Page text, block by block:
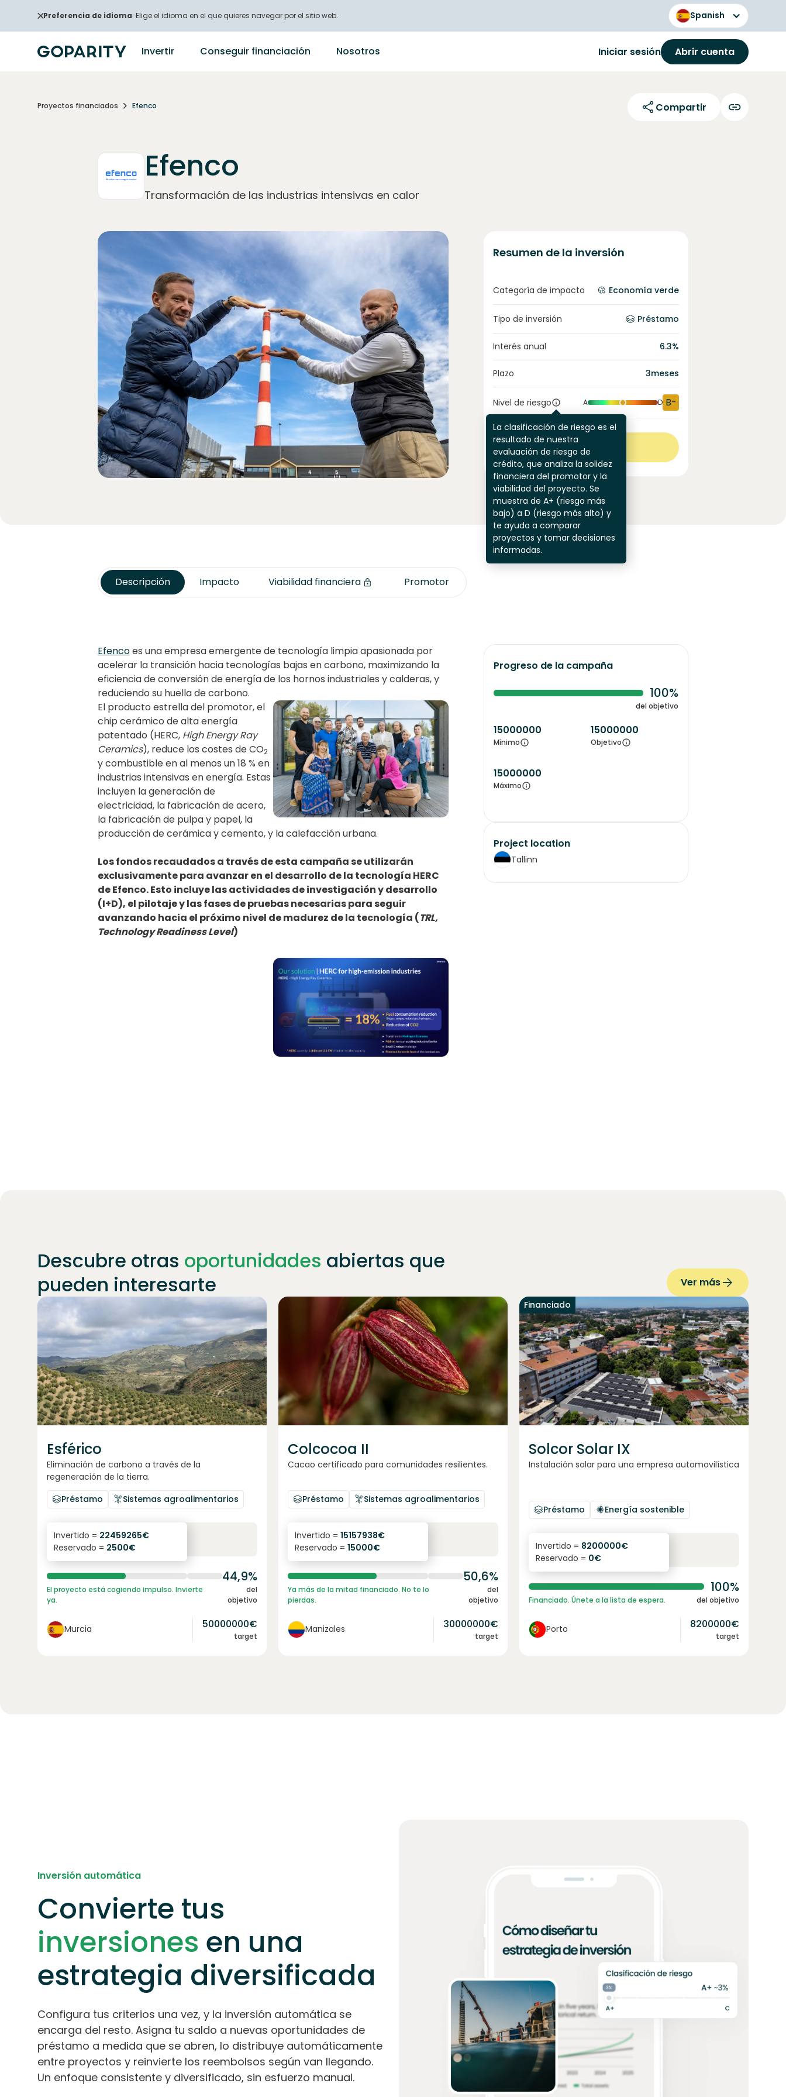
Preferencia de idioma: Elige el idioma en el que quieres navegar por el sitio web. Spanish
Invertir Conseguir financiación Nosotros Iniciar sesión Abrir cuenta
Proyectos financiados Efenco Compartir
Efenco
Transformación de las industrias intensivas en calor
Resumen de la inversión
Categoría de impacto Economía verde
Tipo de inversión Préstamo
Interés anual 6.3%
Plazo 3meses
Nivel de riesgo
La clasificación de riesgo es el
resultado de nuestra
evaluación de riesgo de
crédito, que analiza la solidez
financiera del promotor y la
viabilidad del proyecto. Se
muestra de A+ (riesgo más
bajo) a D (riesgo más alto) y
te ayuda a comparar
proyectos y tomar decisiones
informadas.
A D B-
Ver más
Descripción Impacto Viabilidad financiera Promotor
Efencoes una empresa emergente de tecnología limpia apasionada por
acelerar la transición hacia tecnologías bajas en carbono, maximizando la
eficiencia de conversión de energía de los hornos industriales y calderas, y
reduciendo su huella de carbono.
El producto estrella del promotor, el
chip cerámico de alta energía
patentado (HERC, High Energy Ray
Ceramics), reduce los costes de CO2
y combustible en al menos un 18 % en
industrias intensivas en energía. Estas
incluyen la generación de
electricidad, la fabricación de acero,
la fabricación de pulpa y papel, la
producción de cerámica y cemento, y la calefacción urbana.
Los fondos recaudados a través de esta campaña se utilizarán
exclusivamente para avanzar en el desarrollo de la tecnología HERC
de Efenco. Esto incluye las actividades de investigación y desarrollo
(I+D), el pilotaje y las fases de pruebas necesarias para seguir
avanzando hacia el próximo nivel de madurez de la tecnología (TRL,
Technology Readiness Level)
Progreso de la campaña
100%
del objetivo
15000000
Mínimo
15000000
Objetivo
15000000
Máximo
Project location
Tallinn
Descubre otras oportunidades abiertas que
pueden interesarte
Ver más
Únete a
Esférico
Eliminación de carbono a través de la
regeneración de la tierra.
Préstamo
Sistemas agroalimentarios
6.3%
interés anual
Invertido = 22459265€
Reservado = 2500€
44,9%
El proyecto está cogiendo impulso. Invierte
ya.
del
objetivo
Murcia 50000000€
target
inversores
Colcocoa II
Cacao certificado para comunidades resilientes.
Préstamo Sistemas agroalimentarios
6.1%
interés anual
Invertido = 15157938€
Reservado = 15000€
50,6%
Ya más de la mitad financiado. No te lo
pierdas.
del
objetivo
Manizales 30000000€
target
Financiado
Solcor Solar IX
Instalación solar para una empresa automovilística
Préstamo Energía sostenible
6.1%
interés anual
Invertido = 8200000€
Reservado = 0€
100%
Financiado. Únete a la lista de espera. del objetivo
Porto 8200000€
target
Inversión automática
Convierte tus
inversiones en una
estrategia diversificada
Configura tus criterios una vez, y la inversión automática se
encarga del resto. Asigna tu saldo a nuevas oportunidades de
préstamo a medida que se abren, lo distribuye automáticamente
entre proyectos y reinvierte los reembolsos según van llegando.
Un enfoque consistente y diversificado, sin esfuerzo manual.